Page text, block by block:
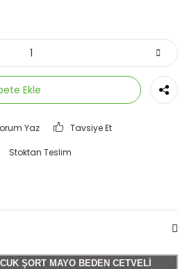
Ekle
Yaz Tavsiye Et
Stoktan Teslim
ŞORT MAYO BEDEN CETVELİ